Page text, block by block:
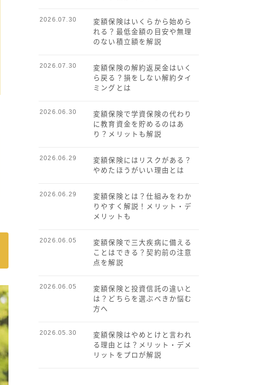
変額保険はいくらから始めら
れる？最低金額の目安や無理
のない積立額を解説
2026.07.30
変額保険の解約返戻金はいく
ら戻る？損をしない解約タイ
ミングとは
2026.07.30
変額保険で学資保険の代わり
に教育資金を貯めるのはあ
り？メリットも解説
2026.06.30
変額保険にはリスクがある？
やめたほうがいい理由とは
2026.06.29
変額保険とは？仕組みをわか
りやすく解説！メリット・デ
メリットも
2026.06.29
変額保険で三大疾病に備える
ことはできる？契約前の注意
点を解説
2026.06.05
変額保険と投資信託の違いと
は？どちらを選ぶべきか悩む
方へ
2026.06.05
変額保険はやめとけと言われ
る理由とは？メリット・デメ
リットをプロが解説
2026.05.30